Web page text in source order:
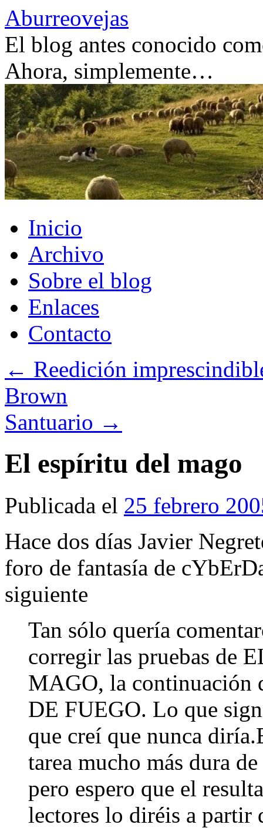
Saltar
al
contenido
Aburreovejas
El blog antes conocido
Ahora, simplemente…
Inicio
Archivo
Sobre el blog
Enlaces
Contacto
← Reedición
Brown
Santuario →
El espíritu del mago
Publicada el 25 febrero
Hace dos días Javier
foro de fantasía de
siguiente
Tan sólo quería
corregir las pruebas de
MAGO, la continuación
DE FUEGO. Lo que
que creí que nunca
tarea mucho más dura
pero espero que el
lectores lo diréis a partir